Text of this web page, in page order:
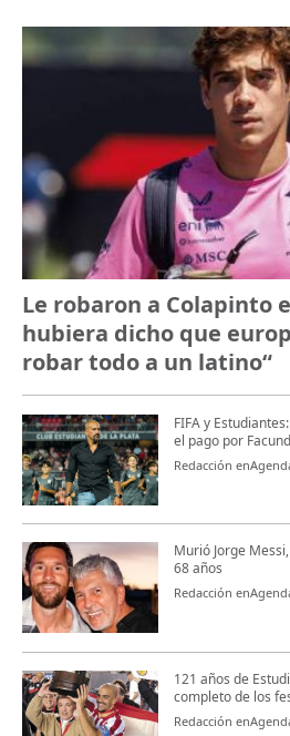
Le robaron a Colapinto
hubiera dicho que
robar todo a un latino“
FIFA y
el pago por
Redacción
Murió Jorge
68 años
Redacción
121 años de
completo de los
Redacción